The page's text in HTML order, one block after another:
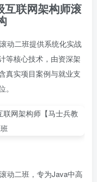
互联网架构师滚
动二班提供系统化实战
等核心技术，由资深架
真实项目案例与就业支
动二班，专为Java中高